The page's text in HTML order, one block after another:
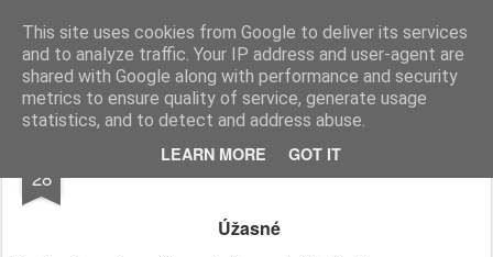
This site uses cookies from Google to deliver its services
and to analyze traffic. Your IP address and user-agent are
shared with Google along with performance and security
metrics to ensure quality of service, generate usage
statistics, and to detect and address abuse.
LEARN MORE GOT IT
AWGifts Slovensko
Home
28
Úžasné